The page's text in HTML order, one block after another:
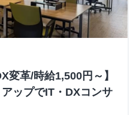
変革/時給1,500円～】
ップでIT・DXコンサ